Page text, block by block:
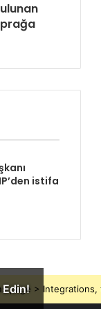
istifa
Edin!
page >